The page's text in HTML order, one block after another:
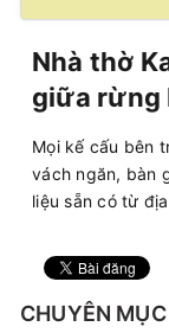
Nhà thờ
giữa rừng
Mọi kế cấu bên
vách ngăn, bàn
liệu sẵn có từ
CHUYÊN